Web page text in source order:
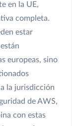
en la UE,
completa.
estar
europeas, sino
la jurisdicción
de AWS,
con estas